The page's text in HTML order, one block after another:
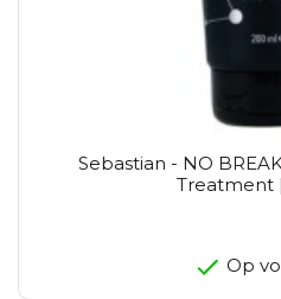
Sebastian - NO
Treatment
Op